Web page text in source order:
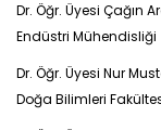
Dr. Öğr. Üyesi Çağın
Endüstri
Dr. Öğr. Üyesi Nur
Doğa Bilimleri